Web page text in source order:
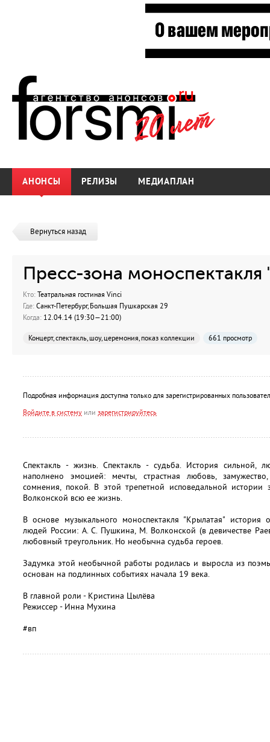
АНОНСЫ РЕЛИЗЫ МЕДИАПЛАН
Вернуться назад
Пресс-зона моноспектакля
Кто: Театральная гостиная Vinci
Где: Санкт-Петербург, Большая Пушкарская 29
Когда: 12.04.14 (19:30—21:00)
Концерт, спектакль, шоу, церемония, показ коллекции 661 просмотр
Подробная информация доступна только для зарегистрированных
Войдите в систему или зарегистрируйтесь
Спектакль - жизнь. Спектакль - судьба. История сильной,
наполнено эмоцией: мечты, страстная любовь,
сомнения, покой. В этой трепетной исповедальной истории
Волконской всю ее жизнь.
В основе музыкального моноспектакля "Крылатая" история
людей России: А. С. Пушкина, М. Волконской (в девичестве
любовный треугольник. Но необычна судьба героев.
Задумка этой необычной работы родилась и выросла из
основан на подлинных событиях начала 19 века.
В главной роли - Кристина Цылёва
Режиссер - Инна Мухина
#вп